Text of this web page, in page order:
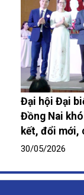
Đại hội Đại
Đồng Nai
kết, đổi mới,
dân
30/05/2026